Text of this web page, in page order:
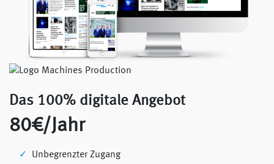
Das 100% digitale Angebot
80€/Jahr
Unbegrenzter Zugang